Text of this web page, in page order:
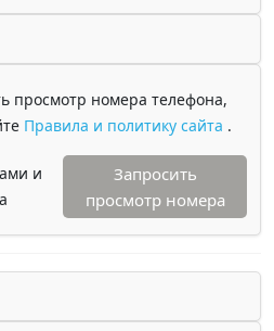
просмотр номера телефона,
Правила и политику сайта .
и
Запросить
просмотр номера